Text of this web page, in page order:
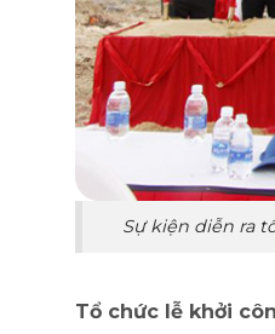
Sự kiện diễn ra
Tổ chức lễ khởi